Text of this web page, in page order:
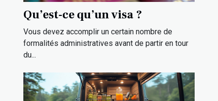
Qu’est-ce qu’un visa ?
Vous devez accomplir un certain nombre de
formalités administratives avant de partir en tour
du...